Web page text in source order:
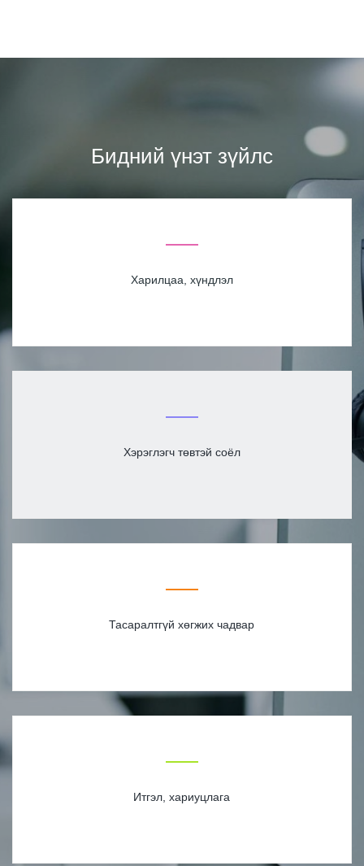
Бидний үнэт зүйлс
Харилцаа, хүндлэл
Хэрэглэгч төвтэй соёл
Тасаралтгүй хөгжих чадвар
Итгэл, хариуцлага